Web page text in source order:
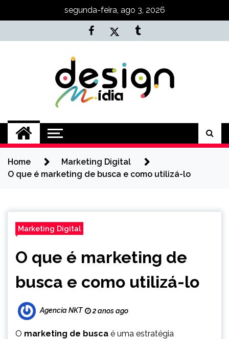
segunda-feira, ago 3, 2026
Agência NKT
Conteúdo de Marketing, SEO e
Home
Marketing Digital
O que é marketing de busca e como utilizá-lo
Marketing Digital
O que é marketing de
busca e como utilizá-lo
Agencia NKT 2 anos ago
O marketing de busca é uma estratégia